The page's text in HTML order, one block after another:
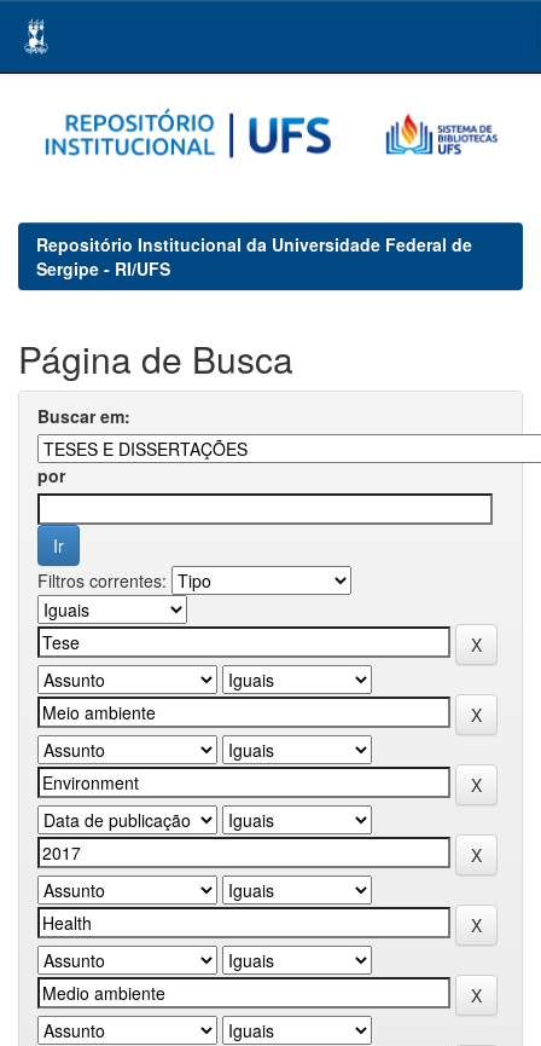
navigation
Repositório Institucional da Universidade Federal de
Sergipe - RI/UFS
Página de Busca
Buscar em:
por
Filtros correntes: